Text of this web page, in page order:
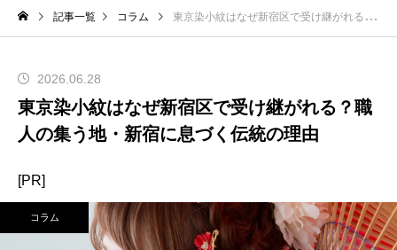
記事一覧 コラム 東京染小紋はなぜ新宿区で受け継がれる？職人の集う地・新宿に息づく伝統の理由
2026.06.28
東京染小紋はなぜ新宿区で受け継がれる？職
人の集う地・新宿に息づく伝統の理由
[PR]
コラム